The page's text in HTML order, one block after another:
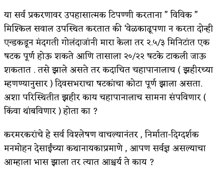
या सर्व प्रकरणावर उपहासात्मक टिपण्णी करताना ” विविक ”
मिश्किल सवाल उपस्थित करतात की ‘वेळकाढूपणा न करता दोन्ही
एन्डकडून मंदगती गोलंदाजांनी मारा केला तर २.५/३ मिनिटांत एक
षटक पूर्ण होऊ शकते आणि तासाला २०/२२ षटके टाकली जाऊ
शकतात . तसे झाले असते तर कदाचित चहापानालाच ( झहीरच्या
म्हणण्यानुसार ) दिवसभराचा षटकांचा कोटा पूर्ण झाला असता.
अशा परिस्थितीत झहीर काय चहापानालाच सामना संपविणार (
किंवा थांबविणार ) होता का ?
करमरकरांचे हे सर्व विश्लेषण वाचल्यानंतर , निर्माता-दिग्दर्शक
मनमोहन देसाईंच्या कथानायकाप्रमाणे , आपण सर्वज्ञ असल्याचा
आम्हाला भास झाला तर त्यात आश्चर्य ते काय ?